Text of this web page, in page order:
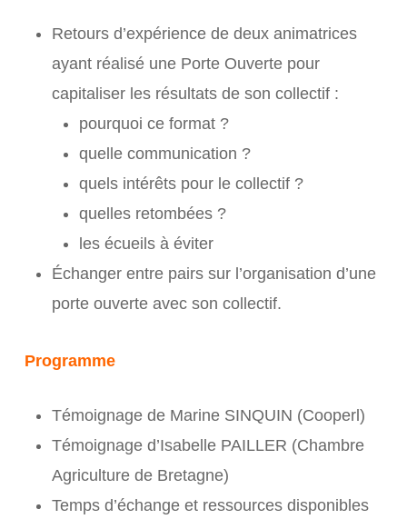
Retours d’expérience de deux animatrices
ayant réalisé une Porte Ouverte pour
capitaliser les résultats de son collectif :
pourquoi ce format ?
quelle communication ?
quels intérêts pour le collectif ?
quelles retombées ?
les écueils à éviter
Échanger entre pairs sur l’organisation d’une
porte ouverte avec son collectif.
Programme
Témoignage de Marine SINQUIN (Cooperl)
Témoignage d’Isabelle PAILLER (Chambre
Agriculture de Bretagne)
Temps d’échange et ressources disponibles